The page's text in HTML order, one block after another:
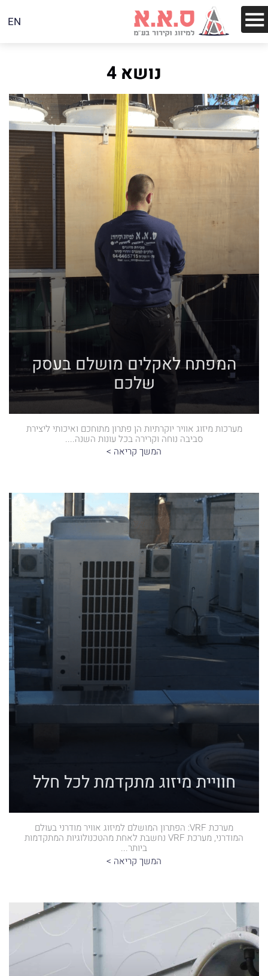
EN
נושא 4
המפתח לאקלים מושלם בעסק
שלכם
מערכות מיזוג אוויר יוקרתיות הן פתרון מתוחכם ואיכותי ליצירת
סביבה נוחה וקרירה בכל עונות השנה....
המשך קריאה >
חוויית מיזוג מתקדמת לכל חלל
מערכת VRF: הפתרון המושלם למיזוג אוויר מודרני בעולם
המודרני, מערכת VRF נחשבת לאחת מהטכנולוגיות המתקדמות
ביותר...
המשך קריאה >